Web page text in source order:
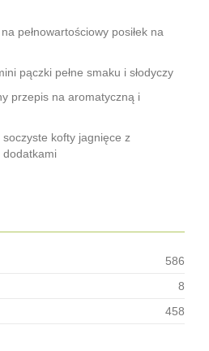
pełnowartościowy posiłek na
pączki pełne smaku i słodyczy
przepis na aromatyczną i
kofty jagnięce z
dodatkami
586
8
458